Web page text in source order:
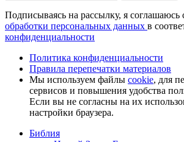
Подписываясь на рассылку, я соглашаюсь
обработки персональных данных в
конфиденциальности
Политика конфиденциальности
Правила перепечатки материалов
Мы используем файлы cookie, для
сервисов и повышения удобства
Если вы не согласны на их
настройки браузера.
Библия